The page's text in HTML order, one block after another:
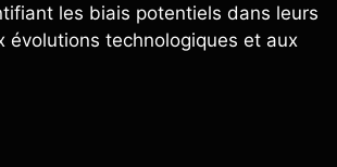
les biais potentiels dans leurs
évolutions technologiques et aux